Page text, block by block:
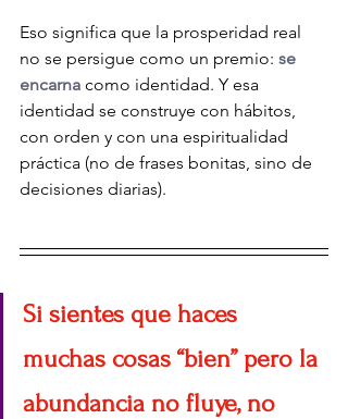
Eso significa que la prosperidad real
no se persigue como un premio: se
encarna como identidad. Y esa
identidad se construye con hábitos,
con orden y con una espiritualidad
práctica (no de frases bonitas, sino de
decisiones diarias).
Si sientes que haces
muchas cosas “bien” pero la
abundancia no fluye, no